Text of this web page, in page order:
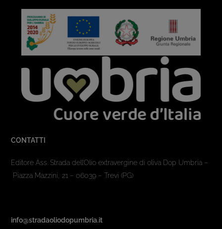
CONTATTI
Editore Ass. Strada dell’Olio extravergine di oliva Dop Umbria –
Piazza Mazzini, 21 – 06039 – Trevi (PG)
info@stradaoliodopumbria.it